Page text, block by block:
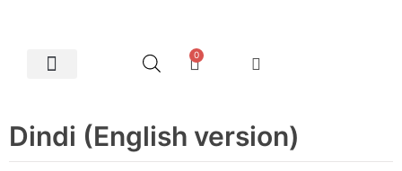
0
Dindi (English version)